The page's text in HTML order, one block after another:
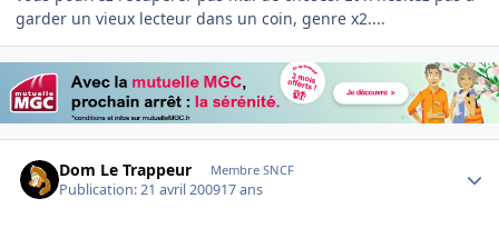
garder un vieux lecteur dans un coin, genre x2....
Dom Le Trappeur Membre SNCF
Publication:21 avril 200917 ans